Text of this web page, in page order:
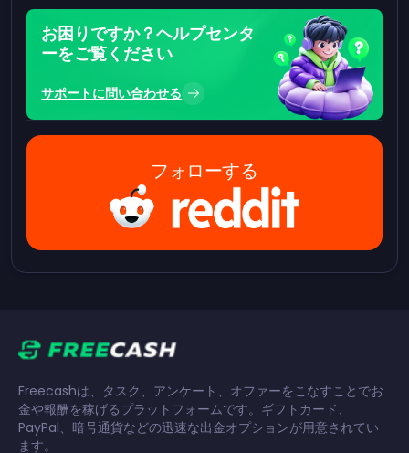
お困りですか？ヘルプセンタ
ーをご覧ください
サポートに問い合わせる
フォローする
Freecashは、タスク、アンケート、オファーをこなすことでお
金や報酬を稼げるプラットフォームです。ギフトカード、
PayPal、暗号通貨などの迅速な出金オプションが用意されてい
ます。